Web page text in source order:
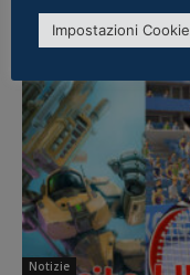
Notizie
Impostazioni Cookie